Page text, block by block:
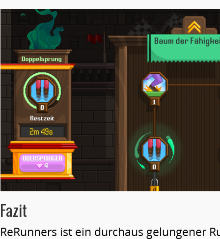
Fazit
ReRunners ist ein durchaus gelungener